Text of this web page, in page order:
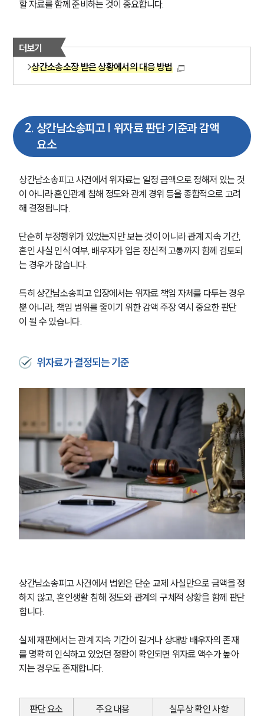
할 자료를 함께 준비하는 것이 중요합니다.
더보기
상간소송소장 받은 상황에서의 대응 방법
2. 상간남소송피고 | 위자료 판단 기준과 감액
요소
상간남소송피고 사건에서 위자료는 일정 금액으로 정해져 있는 것
이 아니라 혼인관계 침해 정도와 관계 경위 등을 종합적으로 고려
해 결정됩니다.
단순히 부정행위가 있었는지만 보는 것이 아니라 관계 지속 기간,
혼인 사실 인식 여부, 배우자가 입은 정신적 고통까지 함께 검토되
는 경우가 많습니다.
특히 상간남소송피고 입장에서는 위자료 책임 자체를 다투는 경우
뿐 아니라, 책임 범위를 줄이기 위한 감액 주장 역시 중요한 판단
이 될 수 있습니다.
위자료가 결정되는 기준
상간남소송피고 사건에서 법원은 단순 교제 사실만으로 금액을 정
하지 않고, 혼인생활 침해 정도와 관계의 구체적 상황을 함께 판단
합니다.
실제 재판에서는 관계 지속 기간이 길거나 상대방 배우자의 존재
를 명확히 인식하고 있었던 정황이 확인되면 위자료 액수가 높아
지는 경우도 존재합니다.
판단 요소 주요 내용
실무상 확인 사항